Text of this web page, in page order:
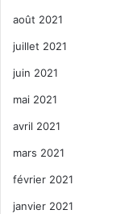
août 2021
juillet 2021
juin 2021
mai 2021
avril 2021
mars 2021
février 2021
janvier 2021